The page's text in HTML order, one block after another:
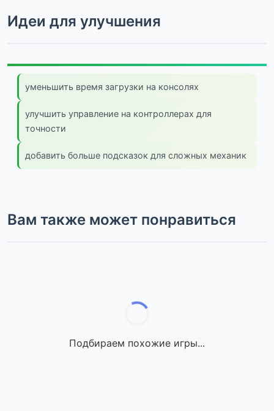
Идеи для улучшения
уменьшить время загрузки на консолях
улучшить управление на контроллерах для
точности
добавить больше подсказок для сложных механик
Вам также может понравиться
Подбираем похожие игры...